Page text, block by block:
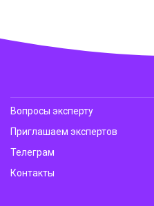
Вопросы эксперту
Приглашаем экспертов
Телеграм
Контакты